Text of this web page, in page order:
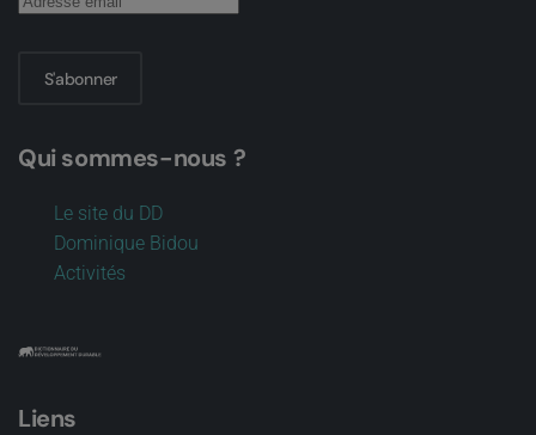
S'abonner
Qui sommes-nous ?
Le site du DD
Dominique Bidou
Activités
Liens